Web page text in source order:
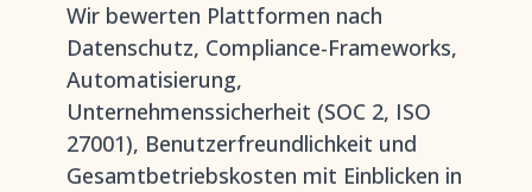
Wir bewerten Plattformen nach
Datenschutz, Compliance-Frameworks,
Automatisierung,
Unternehmenssicherheit (SOC 2, ISO
27001), Benutzerfreundlichkeit und
Gesamtbetriebskosten mit Einblicken in